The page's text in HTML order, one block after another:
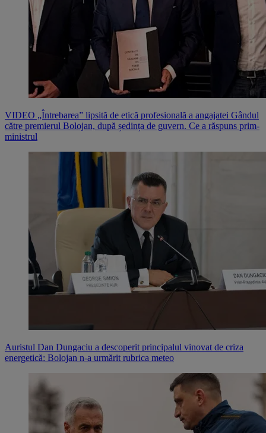
VIDEO „Întrebarea” lipsită de etică profesională a angajatei Gândul
către premierul Bolojan, după ședința de guvern. Ce a răspuns prim-
ministrul
Auristul Dan Dungaciu a descoperit principalul vinovat de criza
energetică: Bolojan n-a urmărit rubrica meteo